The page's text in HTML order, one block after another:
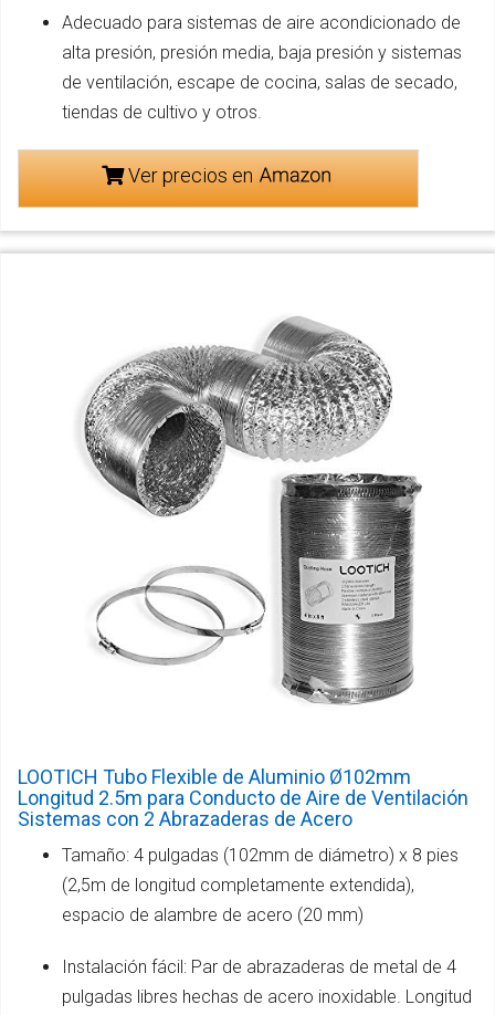
Adecuado para sistemas de aire acondicionado de
alta presión, presión media, baja presión y sistemas
de ventilación, escape de cocina, salas de secado,
tiendas de cultivo y otros.
Ver precios en
LOOTICH Tubo Flexible de Aluminio Ø102mm
Longitud 2.5m para Conducto de Aire de Ventilación
Sistemas con 2 Abrazaderas de Acero
Tamaño: 4 pulgadas (102mm de diámetro) x 8 pies
(2,5m de longitud completamente extendida),
espacio de alambre de acero (20 mm)
Instalación fácil: Par de abrazaderas de metal de 4
pulgadas libres hechas de acero inoxidable. Longitud